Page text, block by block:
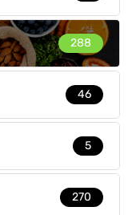
288
46
5
270